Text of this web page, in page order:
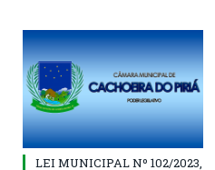
LEI MUNICIPAL Nº 102/2023,